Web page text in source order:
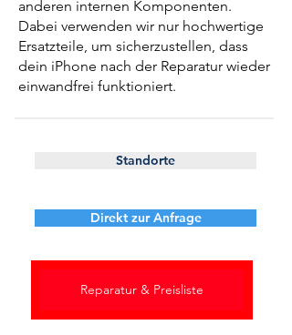
anderen internen Komponenten.
Dabei verwenden wir nur hochwertige
Ersatzteile, um sicherzustellen, dass
dein iPhone nach der Reparatur wieder
einwandfrei funktioniert.
Standorte
Direkt zur Anfrage
Reparatur & Preisliste